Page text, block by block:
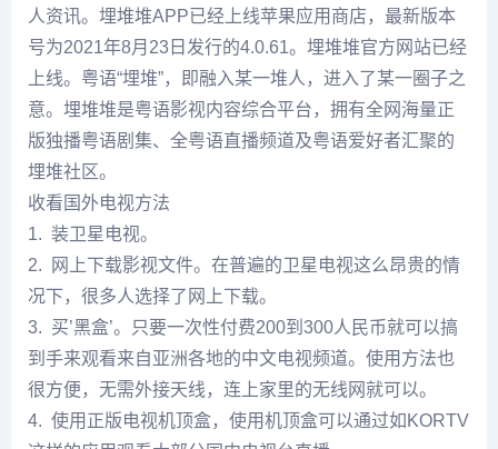
人资讯。埋堆堆APP已经上线苹果应用商店，最新版本
号为2021年8月23日发行的4.0.61。埋堆堆官方网站已经
上线。粤语“埋堆”，即融入某一堆人，进入了某一圈子之
意。埋堆堆是粤语影视内容综合平台，拥有全网海量正
版独播粤语剧集、全粤语直播频道及粤语爱好者汇聚的
埋堆社区。
收看国外电视方法
1. 装卫星电视。
2. 网上下载影视文件。在普遍的卫星电视这么昂贵的情
况下，很多人选择了网上下载。
3. 买’黑盒’。只要一次性付费200到300人民币就可以搞
到手来观看来自亚洲各地的中文电视频道。使用方法也
很方便，无需外接天线，连上家里的无线网就可以。
4. 使用正版电视机顶盒，使用机顶盒可以通过如KORTV